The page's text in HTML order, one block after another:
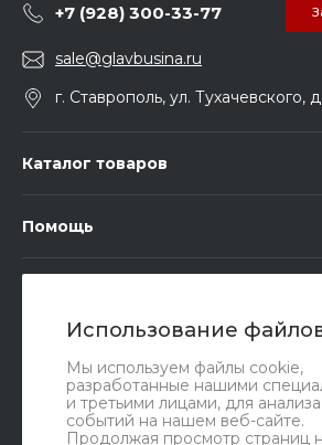
Использование
Мы используем файлы cookie,
разработанные нашими
и третьими лицами, для анализа
событий на нашем веб-сайте.
Продолжая просмотр страниц
+7 (928) 300-33-77
sale@glavbusina.ru
г. Ставрополь, ул. Тухачевского,
Каталог товаров
Помощь